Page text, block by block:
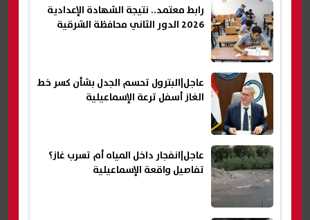
رابط معتمد.. نتيجة الشهادة الإعدادية
2026 الدور الثاني محافظة الشرقية
عاجل|البترول تحسم الجدل بشأن كسر خط
الغاز أسفل ترعة الإسماعيلية
عاجل|انفجار داخل المياه أم تسرب غاز؟
تفاصيل واقعة الإسماعيلية